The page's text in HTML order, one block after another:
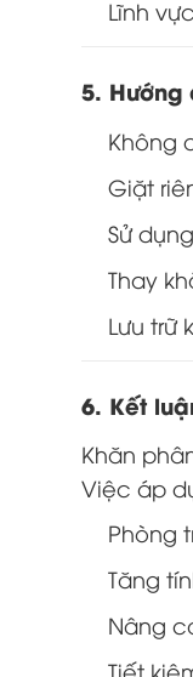
Lĩnh
5.
Không
Giặt
Sử
Thay
Lưu trữ
6. Kết
Khăn
Việc áp
Phòng
Tăng
Nâng
Tiết